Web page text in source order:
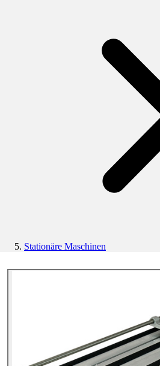
Stationäre Maschinen